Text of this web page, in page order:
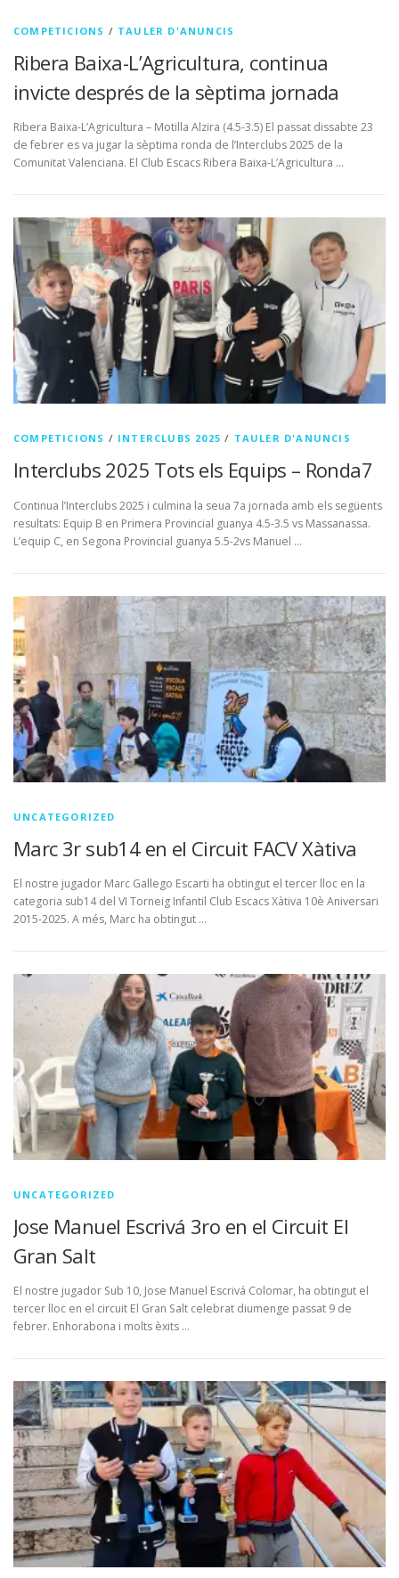
COMPETICIONS / TAULER D'ANUNCIS
Ribera Baixa-L’Agricultura, continua
invicte després de la sèptima jornada
Ribera Baixa-L’Agricultura – Motilla Alzira (4.5-3.5) El passat dissabte 23
de febrer es va jugar la sèptima ronda de l’Interclubs 2025 de la
Comunitat Valenciana. El Club Escacs Ribera Baixa-L’Agricultura …
COMPETICIONS / INTERCLUBS 2025 / TAULER D'ANUNCIS
Interclubs 2025 Tots els Equips – Ronda7
Continua l’Interclubs 2025 i culmina la seua 7a jornada amb els següents
resultats: Equip B en Primera Provincial guanya 4.5-3.5 vs Massanassa.
L’equip C, en Segona Provincial guanya 5.5-2vs Manuel …
UNCATEGORIZED
Marc 3r sub14 en el Circuit FACV Xàtiva
El nostre jugador Marc Gallego Escarti ha obtingut el tercer lloc en la
categoria sub14 del VI Torneig Infantil Club Escacs Xàtiva 10è Aniversari
2015-2025. A més, Marc ha obtingut …
UNCATEGORIZED
Jose Manuel Escrivá 3ro en el Circuit El
Gran Salt
El nostre jugador Sub 10, Jose Manuel Escrivá Colomar, ha obtingut el
tercer lloc en el circuit El Gran Salt celebrat diumenge passat 9 de
febrer. Enhorabona i molts èxits …